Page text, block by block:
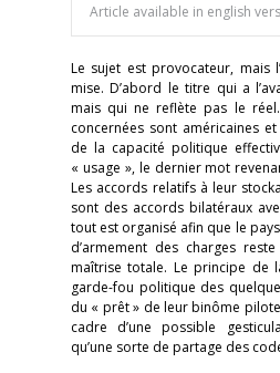
Article available in english
Le sujet est provocateur, mais
mise. D’abord le titre qui a
mais qui ne reflète pas le
concernées sont américaines
de la capacité politique
« usage », le dernier mot
Les accords relatifs à leur
sont des accords bilatéraux
tout est organisé afin que le
d’armement des charges
maîtrise totale. Le principe de
garde-fou politique des
du « prêt » de leur binôme
cadre d’une possible
qu’une sorte de partage des